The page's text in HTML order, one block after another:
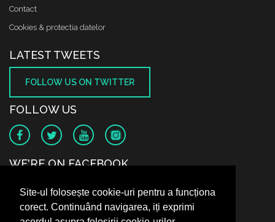
Site-ul folosește cookie-uri pentru a funcționa
corect. Continuând navigarea, iți exprimi
Contact
Cookies & protectia datelor
LATEST TWEETS
FOLLOW US ON TWITTER
FOLLOW US
WE'RE ON FACEBOOK